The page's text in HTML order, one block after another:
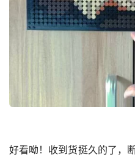
好看呦！收到货挺久的了，